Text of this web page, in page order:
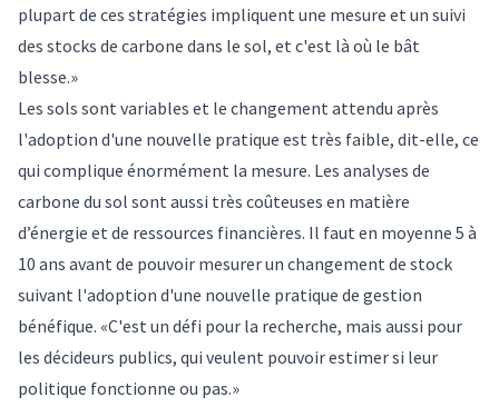
plupart de ces stratégies impliquent une mesure et un suivi
des stocks de carbone dans le sol, et c'est là où le bât
blesse.»
Les sols sont variables et le changement attendu après
l'adoption d'une nouvelle pratique est très faible, dit-elle, ce
qui complique énormément la mesure. Les analyses de
carbone du sol sont aussi très coûteuses en matière
d’énergie et de ressources financières. Il faut en moyenne 5 à
10 ans avant de pouvoir mesurer un changement de stock
suivant l'adoption d'une nouvelle pratique de gestion
bénéfique. «C'est un défi pour la recherche, mais aussi pour
les décideurs publics, qui veulent pouvoir estimer si leur
politique fonctionne ou pas.»